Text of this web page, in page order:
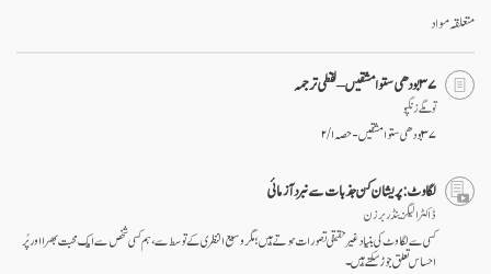
متعلقہ مواد
۳۷ بودھی ستوا مشقیں – لفظی ترجمہ
توگمے زنگپو
۳۷ بودھی ستوا مشقیں - حصہ ۱ / ۲
لگاوٹ: پریشان کن جذبات سے نبرد آزمائی
ڈاکٹر الیگزینڈر برزن
کسی سے لگاوٹ کی بنیاد غیر حقیقی تصورات ہوتے ہیں؛ مگر وسیع النظری کے توسط سے، ہم کسی شخص سے ایک محبت بھرا اور پُر
احساس تعلق جوڑ سکتے ہیں۔